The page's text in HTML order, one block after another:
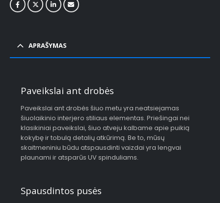
APRAŠYMAS
Paveikslai ant drobės
Paveikslai ant drobės šiuo metu yra neatsiejamas
šiuolaikinio interjero stiliaus elementas. Priešingai nei
klasikiniai paveikslai, šiuo atveju kalbame apie puikią
kokybę ir tobulą detalių atkūrimą. Be to, mūsų
skaitmeniniu būdu atspausdinti vaizdai yra lengvai
plaunami ir atsparūs UV spinduliams.
Spausdintos pusės